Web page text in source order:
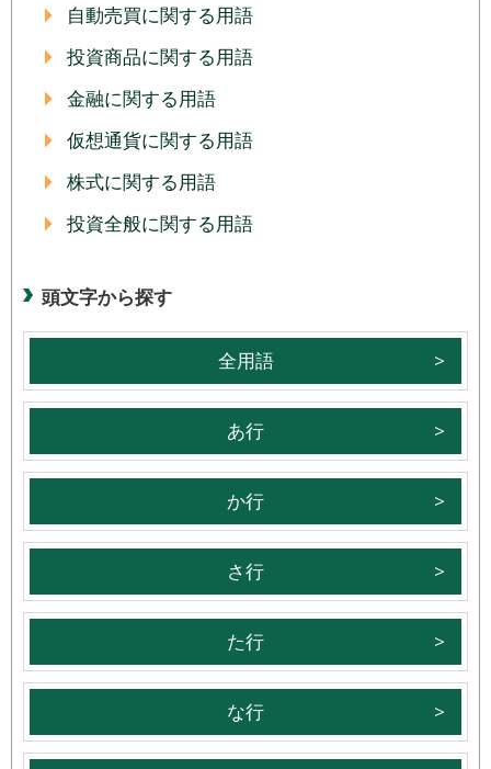
自動売買に関する用語
投資商品に関する用語
金融に関する用語
仮想通貨に関する用語
株式に関する用語
投資全般に関する用語
頭文字から探す
全用語
あ行
か行
さ行
た行
な行